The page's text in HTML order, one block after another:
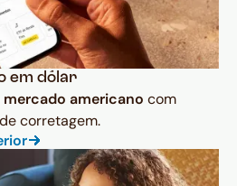
em dólar
mercado americano com
corretagem.